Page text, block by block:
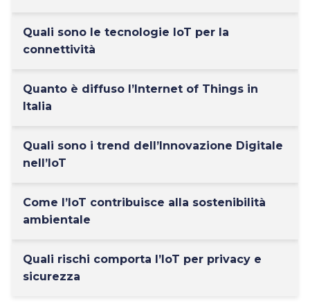
Quali sono le tecnologie IoT per la
connettività
Quanto è diffuso l’Internet of Things in
Italia
Quali sono i trend dell’Innovazione Digitale
nell’IoT
Come l’IoT contribuisce alla sostenibilità
ambientale
Quali rischi comporta l’IoT per privacy e
sicurezza